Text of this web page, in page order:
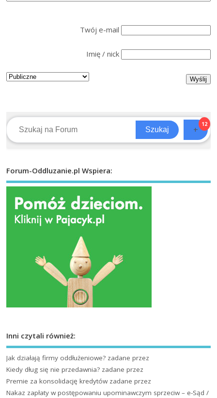
Twój e-mail
Imię / nick
Szukaj +
12
Forum-Oddluzanie.pl Wspiera:
Inni czytali również:
Jak działają firmy oddłużeniowe? zadane przez
Kiedy dług się nie przedawnia? zadane przez
Premie za konsolidację kredytówzadane przez
Nakaz zapłaty w postępowaniu upominawczym sprzeciw – e-Sąd /